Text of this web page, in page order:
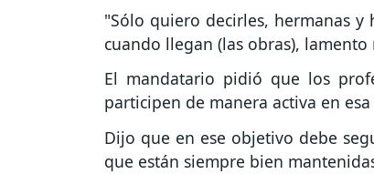
"Sólo quiero decirles, hermanas y
cuando llegan (las obras),
El mandatario pidió que los
participen de manera activa en
Dijo que en ese objetivo debe
que están siempre bien